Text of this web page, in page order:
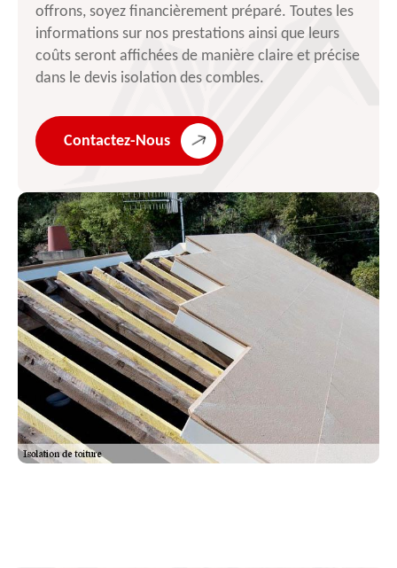
offrons, soyez financièrement préparé. Toutes les
informations sur nos prestations ainsi que leurs
coûts seront affichées de manière claire et précise
dans le devis isolation des combles.
Contactez-Nous